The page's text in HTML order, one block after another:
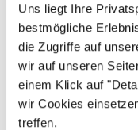
Uns liegt Ihre
bestmögliche
die Zugriffe auf
wir auf unseren
einem Klick auf
wir Cookies
treffen.
Kontakt
Tel.: +49 (0) 521 / 911
Fax: +49 (0) 521 / 911
bewerbung@dzas.de